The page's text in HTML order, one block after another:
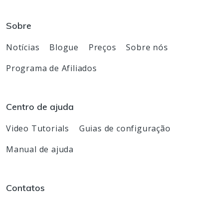
Sobre
Notícias Blogue Preços
Sobre nós
Programa de Afiliados
Centro de ajuda
Video Tutorials
Guias de configuração
Manual de ajuda
Contatos